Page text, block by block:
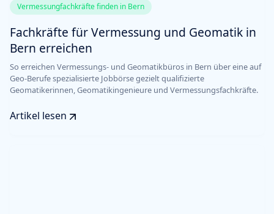
Vermessungfachkräfte finden in Bern
Fachkräfte für Vermessung und Geomatik in
Bern erreichen
So erreichen Vermessungs- und Geomatikbüros in Bern über eine auf
Geo-Berufe spezialisierte Jobbörse gezielt qualifizierte
Geomatikerinnen, Geomatikingenieure und Vermessungsfachkräfte.
Artikel lesen